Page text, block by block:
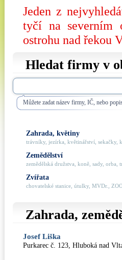
Jeden z
tyčí na severním
ostrohu nad řekou
Hledat firmy v
Můžete zadat název firmy, IČ, nebo
Zahrada, květiny
trávníky, jezírka, květinářství, sekačky,
Zemědělství
zemědělská družstva, koně, sady, orba,
Zvířata
chovatelské stanice, útulky, MVDr.,
Zahrada,
Josef Liška
Purkarec č. 123, Hluboká nad